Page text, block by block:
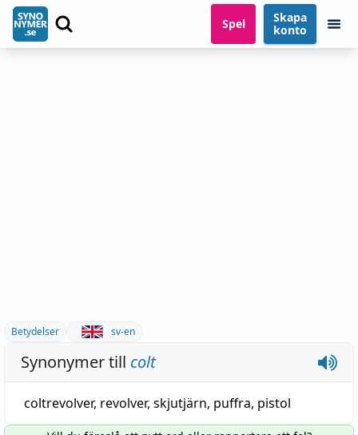
Spel
Skapa
konto
Betydelser sv-en
Synonymer till colt
coltrevolver, revolver, skjutjärn, puffra, pistol